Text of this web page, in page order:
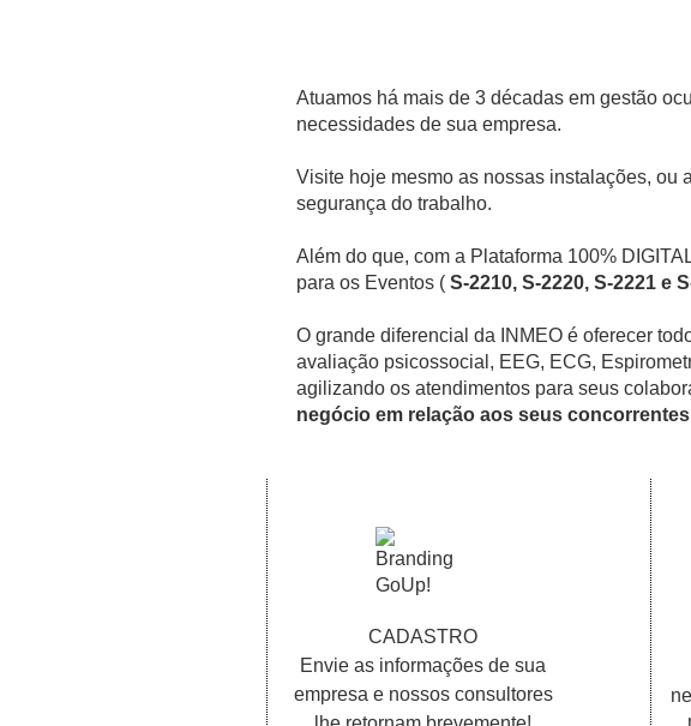
Atuamos há mais de 3 décadas em gestão
necessidades de sua empresa.
Visite hoje mesmo as nossas instalações, ou
segurança do trabalho.
Além do que, com a Plataforma 100%
para os Eventos ( S-2210, S-2220, S-2221 e
O grande diferencial da INMEO é oferecer
avaliação psicossocial, EEG, ECG,
agilizando os atendimentos para seus
negócio em relação aos seus
CADASTRO
Envie as informações de sua
empresa e nossos consultores